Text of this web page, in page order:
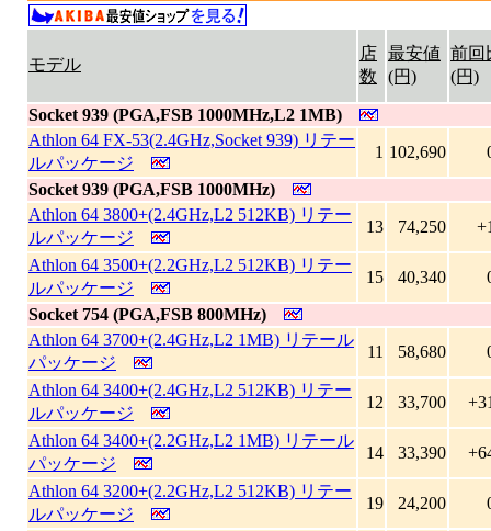
モデル
店
数
最安値
(円)
前回
(円)
Socket 939 (PGA,FSB 1000MHz,L2 1MB)
Athlon 64 FX-53(2.4GHz,Socket 939) リテー
ルパッケージ
1 102,690
Socket 939 (PGA,FSB 1000MHz)
Athlon 64 3800+(2.4GHz,L2 512KB) リテー
ルパッケージ
13 74,250
Athlon 64 3500+(2.2GHz,L2 512KB) リテー
ルパッケージ
15 40,340
Socket 754 (PGA,FSB 800MHz)
Athlon 64 3700+(2.4GHz,L2 1MB) リテール
パッケージ
11 58,680
Athlon 64 3400+(2.4GHz,L2 512KB) リテー
ルパッケージ
12 33,700
Athlon 64 3400+(2.2GHz,L2 1MB) リテール
パッケージ
14 33,390
Athlon 64 3200+(2.2GHz,L2 512KB) リテー
ルパッケージ
19 24,200